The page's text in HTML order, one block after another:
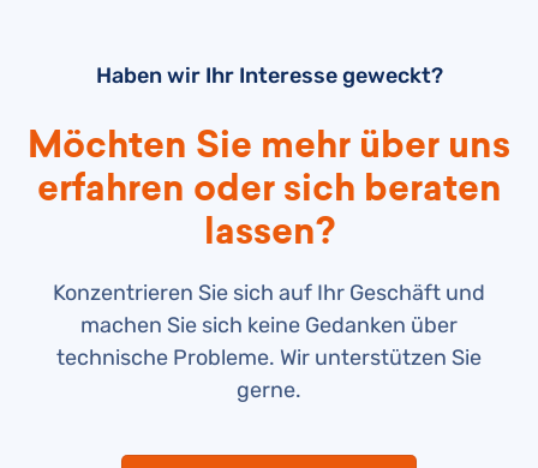
Haben wir Ihr Interesse geweckt?
Möchten Sie mehr über uns
erfahren oder sich beraten
lassen?
Konzentrieren Sie sich auf Ihr Geschäft und
machen Sie sich keine Gedanken über
technische Probleme. Wir unterstützen Sie
gerne.